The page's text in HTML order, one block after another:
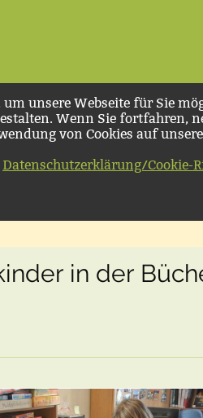
unsere Webseite für Sie
Wenn Sie fortfahren,
von Cookies auf
Datenschutzerklärung/Cookie-
in der